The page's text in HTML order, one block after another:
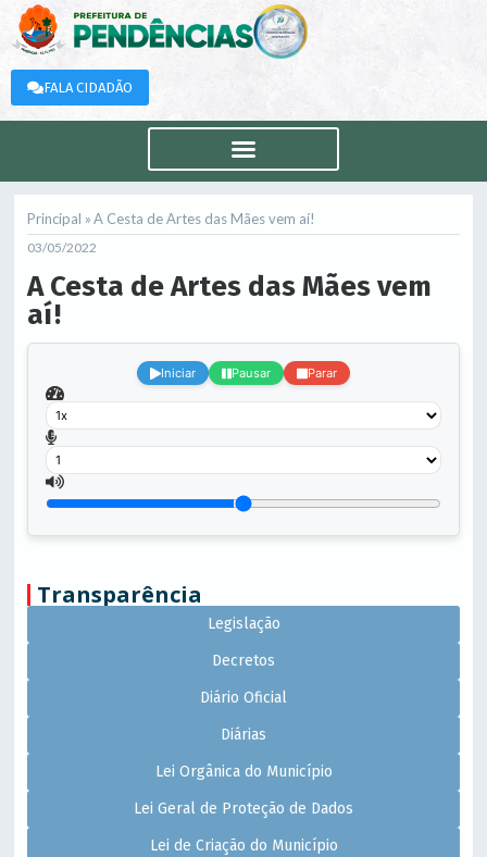
FALA CIDADÃO
Principal » A Cesta de Artes das Mães vem aí!
03/05/2022
A Cesta de Artes das Mães vem
aí!
Iniciar Pausar Parar
Transparência
Legislação
Decretos
Diário Oficial
Diárias
Lei Orgânica do Município
Lei Geral de Proteção de Dados
Lei de Criação do Município